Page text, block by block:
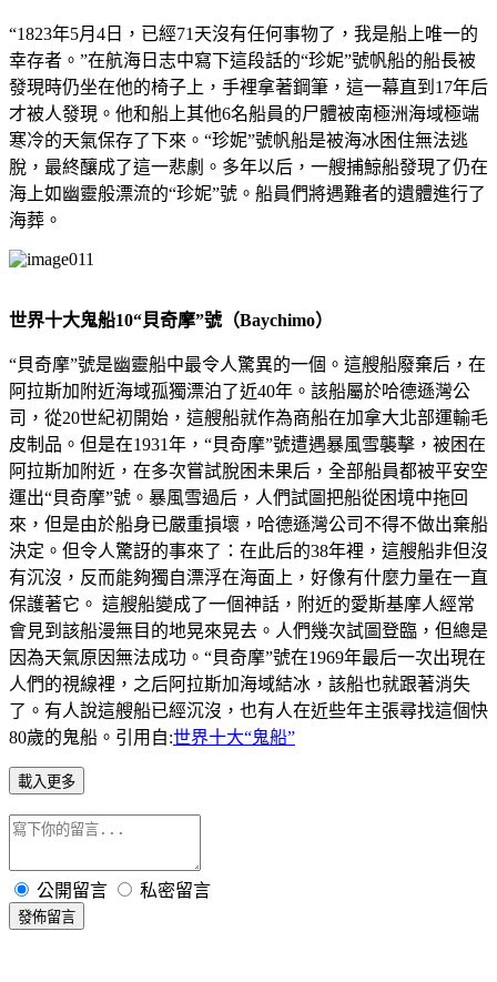
“1823年5月4日，已經71天沒有任何事物了，我是船上唯一的
幸存者。”在航海日志中寫下這段話的“珍妮”號帆船的船長被
發現時仍坐在他的椅子上，手裡拿著鋼筆，這一幕直到17年后
才被人發現。他和船上其他6名船員的尸體被南極洲海域極端
寒冷的天氣保存了下來。“珍妮”號帆船是被海冰困住無法逃
脫，最終釀成了這一悲劇。多年以后，一艘捕鯨船發現了仍在
海上如幽靈般漂流的“珍妮”號。船員們將遇難者的遺體進行了
海葬。
世界十大鬼船10“貝奇摩”號（Baychimo）
“貝奇摩”號是幽靈船中最令人驚異的一個。這艘船廢棄后，在
阿拉斯加附近海域孤獨漂泊了近40年。該船屬於哈德遜灣公
司，從20世紀初開始，這艘船就作為商船在加拿大北部運輸毛
皮制品。但是在1931年，“貝奇摩”號遭遇暴風雪襲擊，被困在
阿拉斯加附近，在多次嘗試脫困未果后，全部船員都被平安空
運出“貝奇摩”號。暴風雪過后，人們試圖把船從困境中拖回
來，但是由於船身已嚴重損壞，哈德遜灣公司不得不做出棄船
決定。但令人驚訝的事來了：在此后的38年裡，這艘船非但沒
有沉沒，反而能夠獨自漂浮在海面上，好像有什麼力量在一直
保護著它。 這艘船變成了一個神話，附近的愛斯基摩人經常
會見到該船漫無目的地晃來晃去。人們幾次試圖登臨，但總是
因為天氣原因無法成功。“貝奇摩”號在1969年最后一次出現在
人們的視線裡，之后阿拉斯加海域結冰，該船也就跟著消失
了。有人說這艘船已經沉沒，也有人在近些年主張尋找這個快
80歲的鬼船。引用自:世界十大“鬼船”
載入更多
公開留言 私密留言
發佈留言